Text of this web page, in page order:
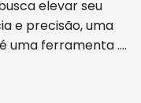
elevar seu
e precisão, uma
uma ferramenta ….